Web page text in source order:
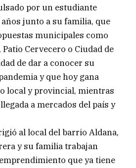
por un estudiante
junto a su familia, que
municipales como
Cervecero o Ciudad de
de dar a conocer su
y que hoy gana
local y provincial, mientras
a mercados del país y
al local del barrio Aldana,
y su familia trabajan
que ya tiene